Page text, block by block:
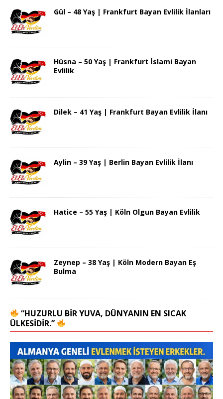
Gül – 48 Yaş | Frankfurt Bayan Evlilik İlanları
Hüsna – 50 Yaş | Frankfurt İslami Bayan
Evlilik
Dilek – 41 Yaş | Frankfurt Bayan Evlilik İlanı
Aylin – 39 Yaş | Berlin Bayan Evlilik İlanı
Hatice – 55 Yaş | Köln Olgun Bayan Evlilik
Zeynep – 38 Yaş | Köln Modern Bayan Eş
Bulma
“HUZURLU BIR YUVA, DÜNYANIN EN SICAK
ÜLKESIDIR.”